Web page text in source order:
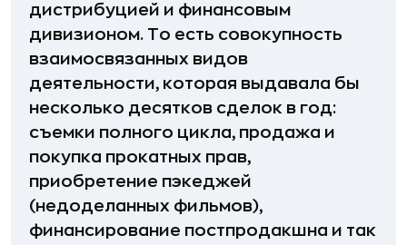
дистрибуцией и финансовым
дивизионом. То есть совокупность
взаимосвязанных видов
деятельности, которая выдавала бы
несколько десятков сделок в год:
съемки полного цикла, продажа и
покупка прокатных прав,
приобретение пэкеджей
(недоделанных фильмов),
финансирование постпродакшна и так